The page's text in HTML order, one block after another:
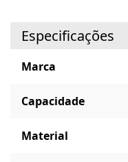
Especificações
Marca
Capacidade
Material